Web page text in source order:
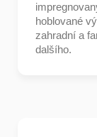
hoblované
zahradní a
dalšího.